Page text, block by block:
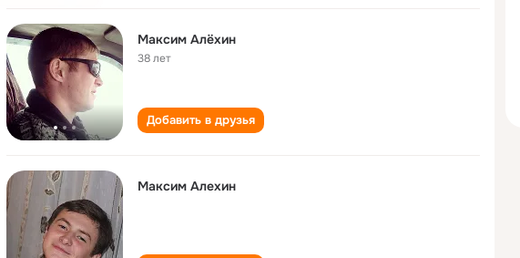
Mаксим Алёхин
38 лет
Добавить в друзья
Максим Алехин